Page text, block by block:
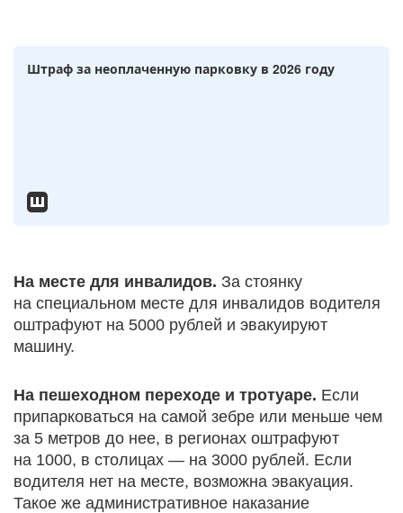
Штраф за неоплаченную парковку в 2026 году
На месте для инвалидов. За стоянку
на специальном месте для инвалидов водителя
оштрафуют на 5000 рублей и эвакуируют
машину.
На пешеходном переходе и тротуаре. Если
припарковаться на самой зебре или меньше чем
за 5 метров до нее, в регионах оштрафуют
на 1000, в столицах — на 3000 рублей. Если
водителя нет на месте, возможна эвакуация.
Такое же административное наказание